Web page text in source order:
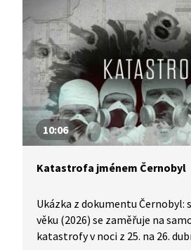
10:06
Katastrofa jménem Černobyl
Ukázka z dokumentu
věku (2026) se zaměřuje na
katastrofy v noci z 25. na 26.